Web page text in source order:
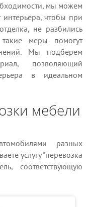
мы можем
чтобы при
не разбились
меры помогут
Мы подберем
позволяющий
в идеальном
мебели
разных
услугу "перевозка
соответствующую